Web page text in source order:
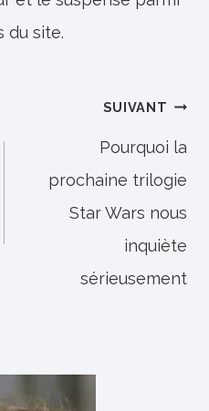
du site.
SUIVANT
Pourquoi la
prochaine trilogie
Star Wars nous
inquiète
sérieusement